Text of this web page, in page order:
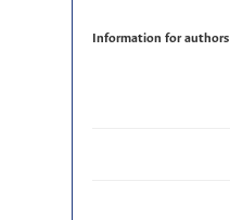
Information for authors